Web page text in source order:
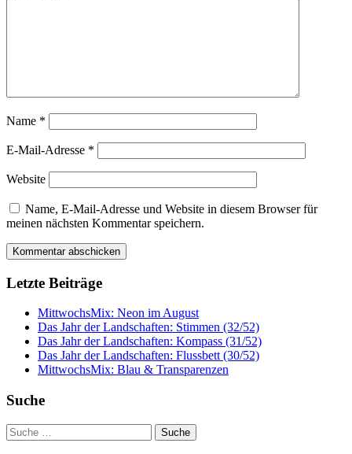
Name *
E-Mail-Adresse *
Website
Name, E-Mail-Adresse und Website in diesem Browser für
meinen nächsten Kommentar speichern.
Letzte Beiträge
MittwochsMix: Neon im August
Das Jahr der Landschaften: Stimmen (32/52)
Das Jahr der Landschaften: Kompass (31/52)
Das Jahr der Landschaften: Flussbett (30/52)
MittwochsMix: Blau & Transparenzen
Suche
Suche
nach: